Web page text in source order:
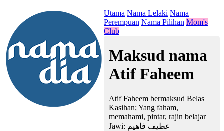
Utama Nama Lelaki Nama
Perempuan Nama Pilihan Mom's
Club
Maksud nama
Atif Faheem
Atif Faheem bermaksud Belas
Kasihan; Yang faham,
memahami, pintar, rajin belajar
Jawi: عطيف فاهيم